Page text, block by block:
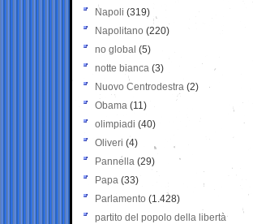
Napoli (319)
Napolitano (220)
no global (5)
notte bianca (3)
Nuovo Centrodestra (2)
Obama (11)
olimpiadi (40)
Oliveri (4)
Pannella (29)
Papa (33)
Parlamento (1.428)
partito del popolo della libertà